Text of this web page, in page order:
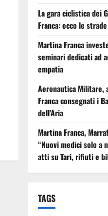
La gara ciclistica dei
Franca: ecco le
Martina Franca
seminari dedicati ad
empatia
Aeronautica Militare,
Franca consegnati i
dell’Aria
Martina Franca,
“Nuovi medici solo a
atti su Tari, rifiuti e
TAGS